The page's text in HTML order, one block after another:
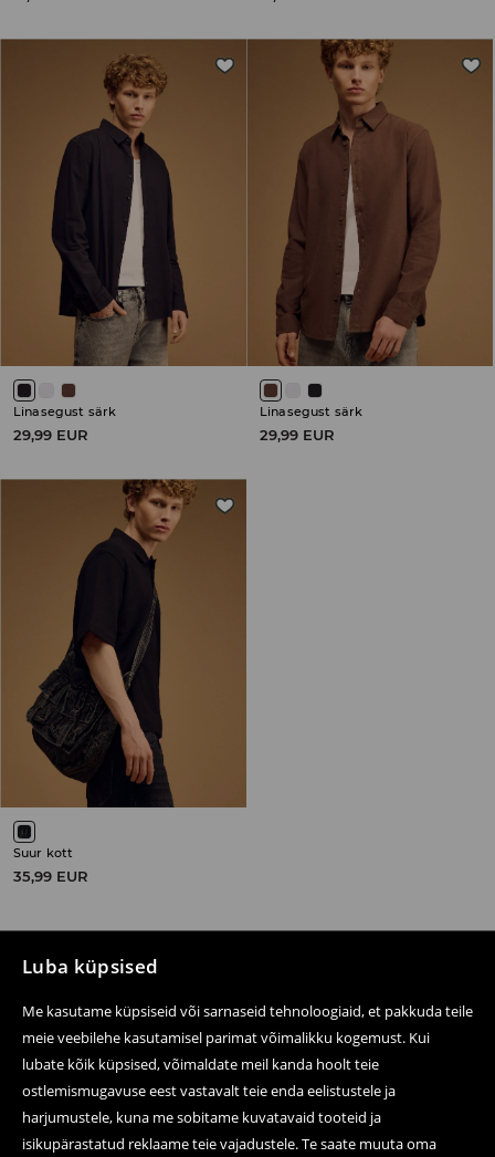
Luba küpsised
Me kasutame küpsiseid või sarnaseid tehnoloogiaid, et pakkuda teile
meie veebilehe kasutamisel parimat võimalikku kogemust. Kui
lubate kõik küpsised, võimaldate meil kanda hoolt teie
ostlemismugavuse eest vastavalt teie enda eelistustele ja
harjumustele, kuna me sobitame kuvatavaid tooteid ja
isikupärastatud reklaame teie vajadustele. Te saate muuta oma
Linasegust särk
29,99 EUR
Linasegust särk
29,99 EUR
Suur kott
35,99 EUR
Järgne meile
Abi ja kontakt
E-poest ostmine